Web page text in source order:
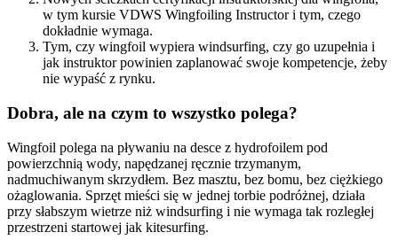
w tym kursie VDWS Wingfoiling Instructor i tym, czego
dokładnie wymaga.
Tym, czy wingfoil wypiera windsurfing, czy go uzupełnia i
jak instruktor powinien zaplanować swoje kompetencje, żeby
nie wypaść z rynku.
Dobra, ale na czym to wszystko polega?
Wingfoil polega na pływaniu na desce z hydrofoilem pod
powierzchnią wody, napędzanej ręcznie trzymanym,
nadmuchiwanym skrzydłem. Bez masztu, bez bomu, bez ciężkiego
ożaglowania. Sprzęt mieści się w jednej torbie podróżnej, działa
przy słabszym wietrze niż windsurfing i nie wymaga tak rozległej
przestrzeni startowej jak kitesurfing.